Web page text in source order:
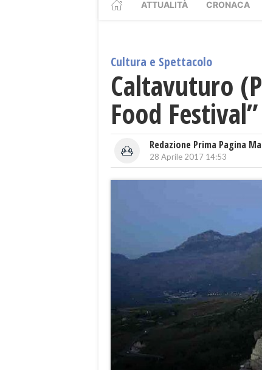
ATTUALITÀ CRONACA
Cultura e Spettacolo
Caltavuturo
Food
Redazione Prima Pagina
28 Aprile 2017 14:53